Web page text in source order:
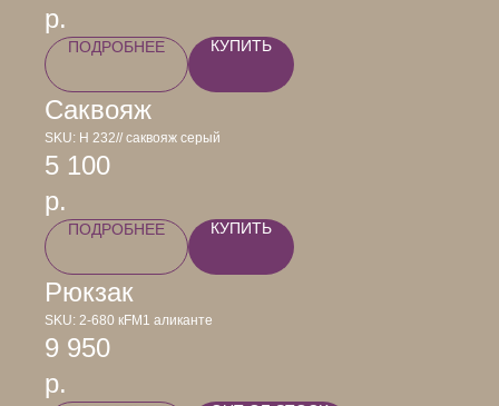
р.
ПОДРОБНЕЕ КУПИТЬ
Саквояж
SKU: Н 232// саквояж серый
5 100
р.
ПОДРОБНЕЕ КУПИТЬ
Рюкзак
SKU: 2-680 кFM1 аликанте
9 950
р.